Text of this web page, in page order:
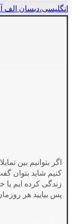
انگلیسی،دبسان الف
اگر بتوانیم بین
کنیم شاید بتوان
زندگی کرده ایم یا
پس بیایید هر